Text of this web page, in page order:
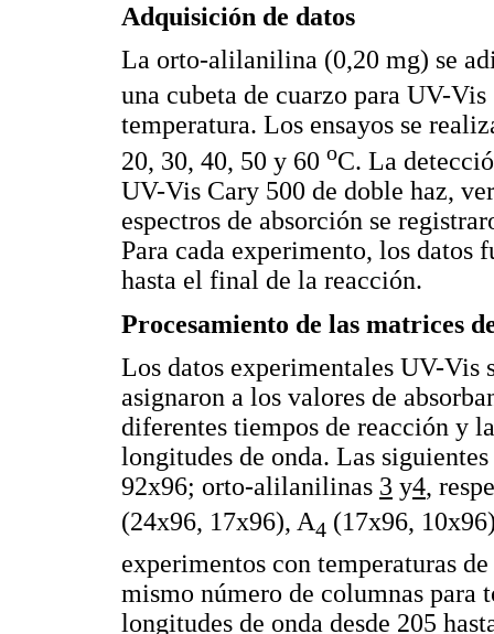
Adquisición de datos
La orto-alilanilina (0,20 mg) se
una cubeta de cuarzo para UV-
temperatura. Los ensayos se
20, 30, 40, 50 y 60 oC. La
UV-Vis Cary 500 de doble haz,
espectros de absorción se
Para cada experimento, los datos
hasta el final de la reacción.
Procesamiento de las matrices
Los datos experimentales UV-Vis
asignaron a los valores de
diferentes tiempos de reacción y
longitudes de onda. Las
92x96; orto-alilanilinas 3 y4,
(24x96, 17x96), A4 (17x96,
experimentos con temperaturas
mismo número de columnas para
longitudes de onda desde 205